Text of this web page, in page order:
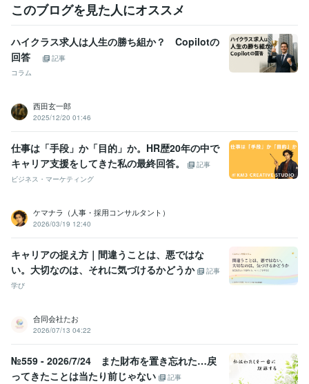
資格・検定
PMP（Project Management Professional） 取得年 : 2023年
TOEFL 取得年 : 2009年
WordPress:5年
Google スプレッドシート:5年
PowerPoint:10年
Word:10年 Salesforce:5年 Domo:5年
Power BI:5年
Tableau:5年Asana:5年ChatGPT:4年Bard:3年DALL-E:3年
得意分野
伝い
転職アドバイス（履歴書・職歴添削）
A）
ビジネス代行・事務代行 パワーポイント作成（ロジカルｘ伝わる）
コンサル 資料作成 ロジカル プレゼン 伝わる
中国語 ネイティブレベル
このブログを見た人にオススメ
ハイクラス求人は人生の勝ち組か？ Copilotの
回答
記事
コラム
西田玄一郎
2025/12/20 01:46
仕事は「手段」か「目的」か。HR歴20年の中で
キャリア支援をしてきた私の最終回答。
記事
ビジネス・マーケティング
ケマナラ（人事・採用コンサルタント）
2026/03/19 12:40
キャリアの捉え方｜間違うことは、悪ではな
い。大切なのは、それに気づけるかどうか
記事
学び
合同会社たお
2026/07/13 04:22
№559 - 2026/7/24 また財布を置き忘れた…戻
ってきたことは当たり前じゃない
記事